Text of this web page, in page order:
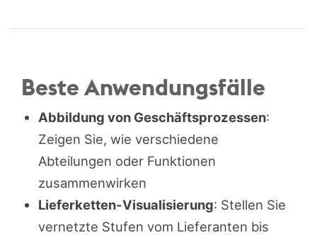
Beste Anwendungsfälle
Abbildung von Geschäftsprozessen:
Zeigen Sie, wie verschiedene
Abteilungen oder Funktionen
zusammenwirken
Lieferketten-Visualisierung: Stellen Sie
vernetzte Stufen vom Lieferanten bis